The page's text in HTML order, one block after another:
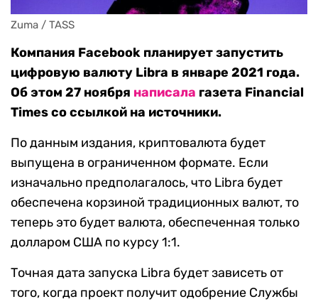
Zuma / TASS
Компания Facebook планирует запустить
цифровую валюту Libra в январе 2021 года.
Об этом 27 ноября написала газета Financial
Times со ссылкой на источники.
По данным издания, криптовалюта будет
выпущена в ограниченном формате. Если
изначально предполагалось, что Libra будет
обеспечена корзиной традиционных валют, то
теперь это будет валюта, обеспеченная только
долларом США по курсу 1:1.
Точная дата запуска Libra будет зависеть от
того, когда проект получит одобрение Службы